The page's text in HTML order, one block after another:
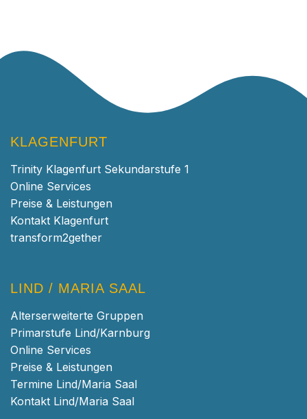
KLAGENFURT
Trinity Klagenfurt Sekundarstufe 1
Online Services
Preise & Leistungen
Kontakt Klagenfurt
transform2gether
LIND / MARIA SAAL
Alterserweiterte Gruppen
Primarstufe Lind/Karnburg
Online Services
Preise & Leistungen
Termine Lind/Maria Saal
Kontakt Lind/Maria Saal